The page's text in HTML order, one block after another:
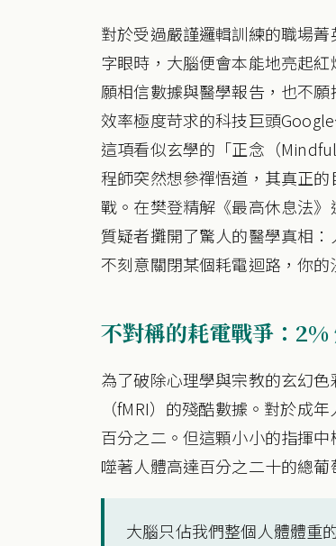
對於受過嚴謹邏輯訓練的職場
字眼時，大腦便會本能地亮起
願相信數據與醫學報告，也不
效率極度苛求的科技巨頭
這項看似玄學的「正念（
程師突然想參禪悟道，其真正
戰。在樊登精解《最高休息法
質疑者攤開了驚人的醫學真相
不刻意關閉某個耗電迴路，你
不對稱的耗電戰爭：
為了破除心理學與宗教的玄幻
（fMRI）的殘酷數據。對於成
百分之二。但這顆小小的指揮
噬著人體高達百分之二十的總葡
大腦只佔我們整個人體體重